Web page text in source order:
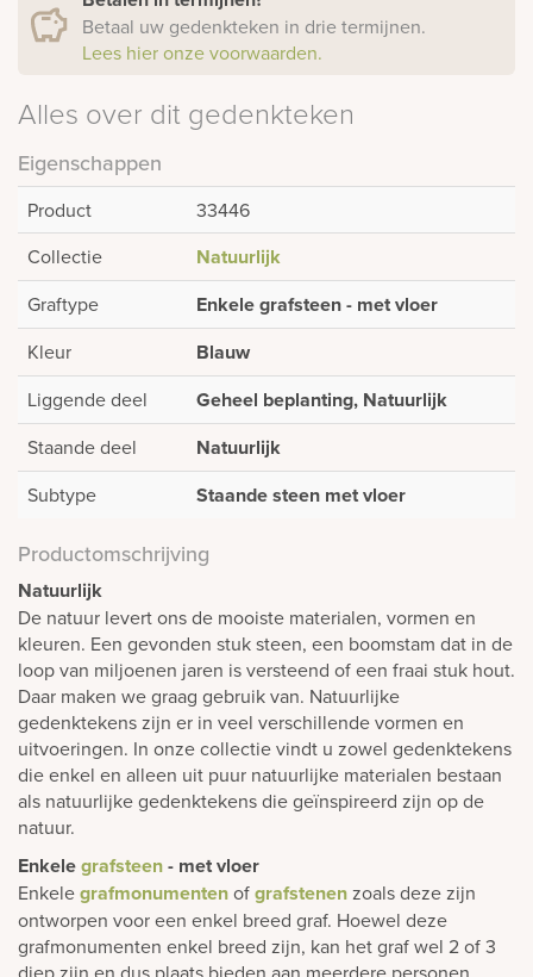
Betaal uw gedenkteken in drie termijnen.
Lees hier onze voorwaarden.
Alles over dit gedenkteken
Eigenschappen
Product
33446
Collectie
Natuurlijk
Graftype Enkele grafsteen - met vloer
Kleur Blauw
Liggende deel Geheel beplanting, Natuurlijk
Staande deel Natuurlijk
Subtype Staande steen met vloer
Productomschrijving
Natuurlijk
De natuur levert ons de mooiste materialen, vormen en
kleuren. Een gevonden stuk steen, een boomstam dat in de
loop van miljoenen jaren is versteend of een fraai stuk hout.
Daar maken we graag gebruik van. Natuurlijke
gedenktekens zijn er in veel verschillende vormen en
uitvoeringen. In onze collectie vindt u zowel gedenktekens
die enkel en alleen uit puur natuurlijke materialen bestaan
als natuurlijke gedenktekens die geïnspireerd zijn op de
natuur.
Enkelegrafsteen- met vloer
Enkelegrafmonumentenofgrafstenenzoals deze zijn
ontworpen voor een enkel breed graf. Hoewel deze
grafmonumenten enkel breed zijn, kan het graf wel 2 of 3
diep zijn en dus plaats bieden aan meerdere personen.